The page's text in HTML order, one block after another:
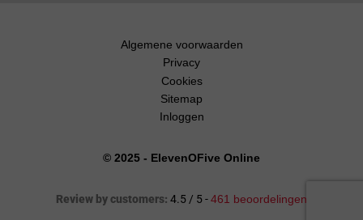
Algemene voorwaarden
Privacy
Cookies
Sitemap
Inloggen
© 2025 - ElevenOFive Online
Review by customers: 4.5 / 5 -461 beoordelingen